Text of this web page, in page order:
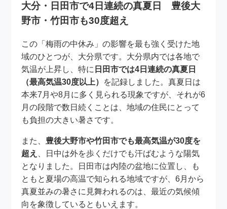
大分・日田市で4日連続の真夏日 豊後大
野市・竹田市も30度超え
この「梅雨の中休み」の影響を最も強く受けた地
域のひとつが、大分県です。大分県内では各地で
気温が上昇し、特に 日田市では4日連続の真夏日
（最高気温30度以上） を記録しました。真夏日は
本来7月や8月に多く見られる現象ですが、それが6
月の段階で数日続くことは、地域の住民にとって
も負担の大きい暑さです。
また、 豊後大野市や竹田市でも最高気温が30度を
超え
、日中は外を歩くだけでも汗ばむような陽気
となりました。日田市は内陸の盆地に位置し、も
ともと夏場の高温で知られる地域ですが、6月から
真夏並みの暑さに見舞われるのは、最近の気候傾
向を象徴しているともいえます。